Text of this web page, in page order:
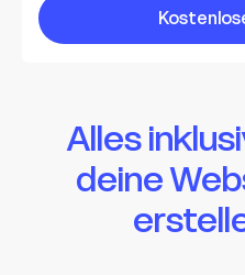
Alles
deine